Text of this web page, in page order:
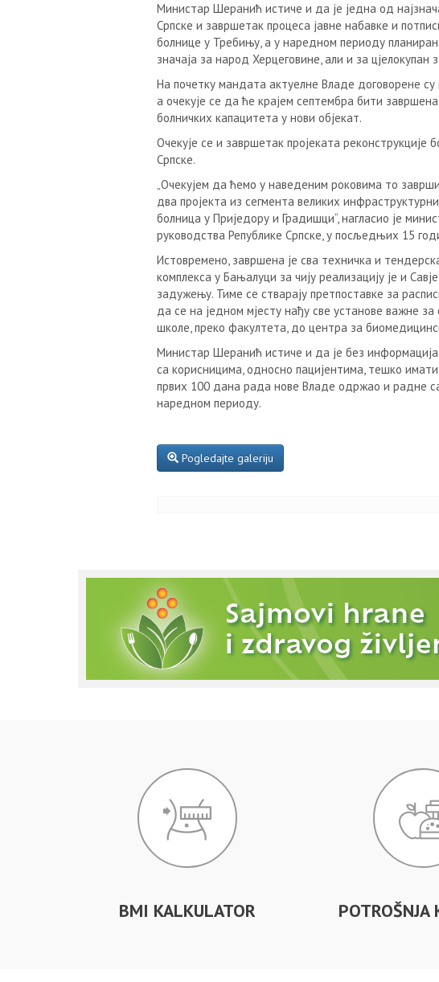
Министар Шеранић истиче и да је једна од
Српске и завршетак процеса јавне набавке и
болнице у Требињу, а у наредном периоду
значаја за народ Херцеговине, али и за цјелокупан
На почетку мандата актуелне Владе договорене
а очекује се да ће крајем септембра бити
болничких капацитета у нови објекат.
Очекује се и завршетак пројеката
Српске.
„Очекујем да ћемо у наведеним роковима то
два пројекта из сегмента великих
болница у Приједору и Градишци“, нагласио је
руководства Републике Српске, у посљедњих 15
Истовремено, завршена је сва техничка и
комплекса у Бањалуци за чију реализацију је и
задужењу. Тиме се стварају претпоставке за
да се на једном мјесту нађу све установе важне
школе, преко факултета, до центра за
Министар Шеранић истиче и да је без информација
са корисницима, односно пацијентима, тешко
првих 100 дана рада нове Владе одржао и радне
наредном периоду.
Pogledajte galeriju
BMI KALKULATOR POTROŠNJA